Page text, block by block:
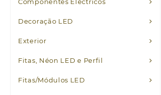
Decoração LED
Exterior
Fitas, Néon LED e Perfil
Fitas/Módulos LED